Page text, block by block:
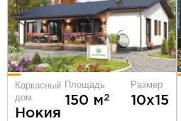
Каркасный
дом
Нокия
Площадь
150 м2
Размер
10х15